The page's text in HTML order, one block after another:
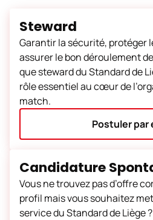
Steward
Garantir la sécurité, protéger
assurer le bon déroulement
que steward du Standard de
rôle essentiel au cœur de
match.
Postuler par
Candidature
Vous ne trouvez pas d’offre
profil mais vous souhaitez
service du Standard de Liège